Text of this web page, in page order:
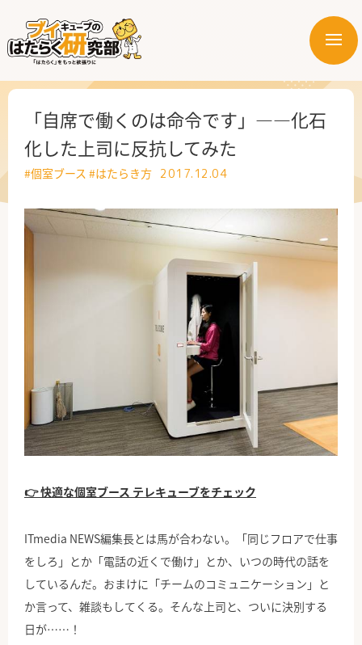
メ
ー
はたらく部署
はたらく課題
公式Facebook
「自席で働くのは命令です」――化石
化した上司に反抗してみた
#個室ブース #はたらき方 2017.12.04
👉 快適な個室ブース テレキューブをチェック
ITmedia NEWS編集長とは馬が合わない。「同じフロアで仕事
をしろ」とか「電話の近くで働け」とか、いつの時代の話を
しているんだ。おまけに「チームのコミュニケーション」と
か言って、雑談もしてくる。そんな上司と、ついに決別する
日が……！